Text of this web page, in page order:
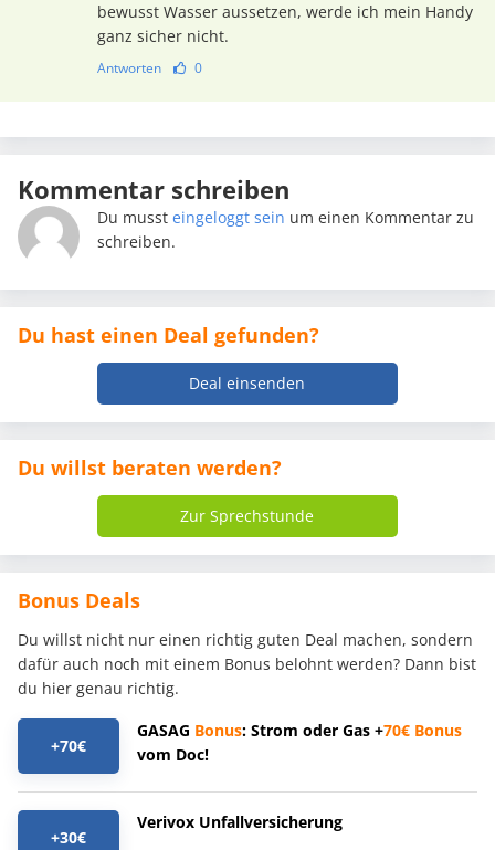
bewusst Wasser aussetzen, werde ich mein Handy
ganz sicher nicht.
Antworten 0
Kommentar schreiben
Du musst eingeloggt sein um einen Kommentar zu
schreiben.
Du hast einen Deal gefunden?
Deal einsenden
Du willst beraten werden?
Zur Sprechstunde
Bonus Deals
Du willst nicht nur einen richtig guten Deal machen, sondern
dafür auch noch mit einem Bonus belohnt werden? Dann bist
du hier genau richtig.
+70€
GASAG Bonus: Strom oder Gas +70€ Bonus
vom Doc!
+30€
Verivox Unfallversicherung